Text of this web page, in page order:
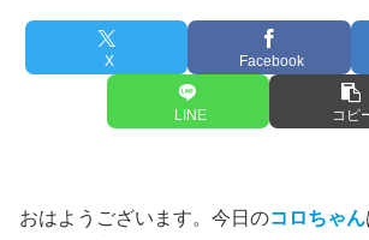
X Facebook
LINE コピ
おはようございます。今日のコロちゃん